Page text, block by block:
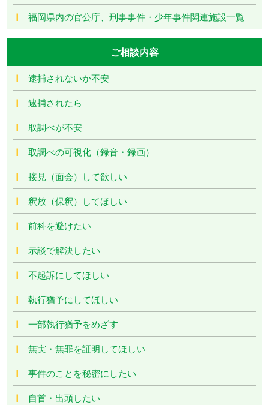
福岡県内の官公庁、刑事事件・少年事件関連施設一覧
ご相談内容
逮捕されないか不安
逮捕されたら
取調べが不安
取調べの可視化（録音・録画）
接見（面会）して欲しい
釈放（保釈）してほしい
前科を避けたい
示談で解決したい
不起訴にしてほしい
執行猶予にしてほしい
一部執行猶予をめざす
無実・無罪を証明してほしい
事件のことを秘密にしたい
自首・出頭したい